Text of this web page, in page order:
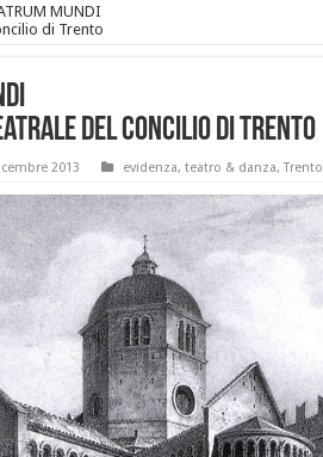
MUNDI
di Trento
del Concilio di Trento
2013 evidenza, teatro & danza,Trento